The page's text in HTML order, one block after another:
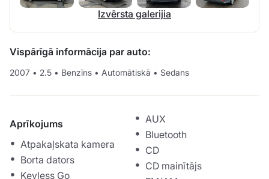
Izvērsta galerijia
Vispārīgā informācija par auto:
2007 • 2.5 • Benzīns • Automātiskā • Sedans
Aprīkojums
Atpakaļskata kamera
Borta dators
Keyless Go
AUX
Bluetooth
CD
CD mainītājs